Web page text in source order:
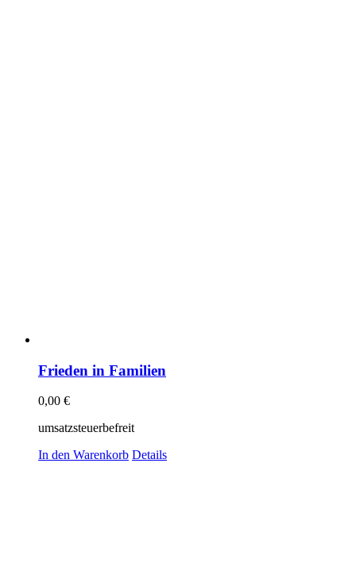
Frieden in Familien
0,00 €
umsatzsteuerbefreit
In den Warenkorb Details